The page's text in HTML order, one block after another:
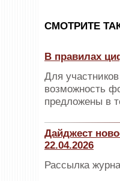
CМОТРИТЕ
В правилах
Для
возможность
предложены в
Дайджест
22.04.2026
Рассылка